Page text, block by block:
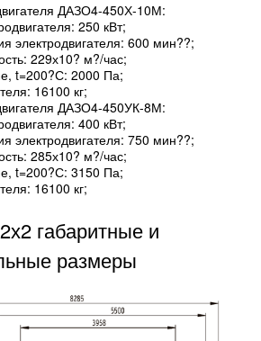
ДАЗО4-450Х-10М:
250 кВт;
электродвигателя: 600 мин??;
229х10? м?/час;
t=200?С: 2000 Па;
16100 кг;
ДАЗО4-450УК-8М:
400 кВт;
электродвигателя: 750 мин??;
285х10? м?/час;
t=200?С: 3150 Па;
16100 кг;
габаритные и
размеры